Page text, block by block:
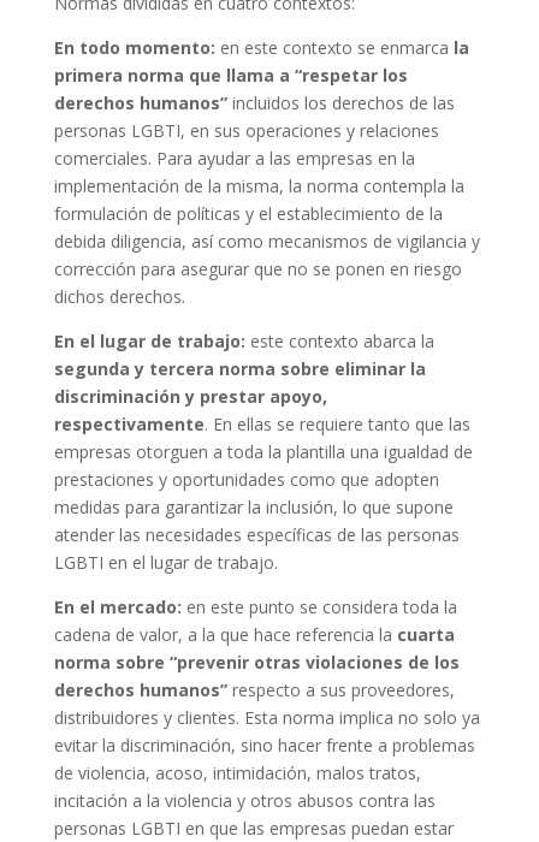
En todo momento: en este contexto se enmarca la
primera norma que llama a “respetar los
derechos humanos” incluidos los derechos de las
personas LGBTI, en sus operaciones y relaciones
comerciales. Para ayudar a las empresas en la
implementación de la misma, la norma contempla la
formulación de políticas y el establecimiento de la
debida diligencia, así como mecanismos de vigilancia y
corrección para asegurar que no se ponen en riesgo
dichos derechos.
En el lugar de trabajo: este contexto abarca la
segunda y tercera norma sobre eliminar la
discriminación y prestar apoyo,
respectivamente. En ellas se requiere tanto que las
empresas otorguen a toda la plantilla una igualdad de
prestaciones y oportunidades como que adopten
medidas para garantizar la inclusión, lo que supone
atender las necesidades específicas de las personas
LGBTI en el lugar de trabajo.
En el mercado: en este punto se considera toda la
cadena de valor, a la que hace referencia la cuarta
norma sobre “prevenir otras violaciones de los
derechos humanos” respecto a sus proveedores,
distribuidores y clientes. Esta norma implica no solo ya
evitar la discriminación, sino hacer frente a problemas
de violencia, acoso, intimidación, malos tratos,
incitación a la violencia y otros abusos contra las
personas LGBTI en que las empresas puedan estar